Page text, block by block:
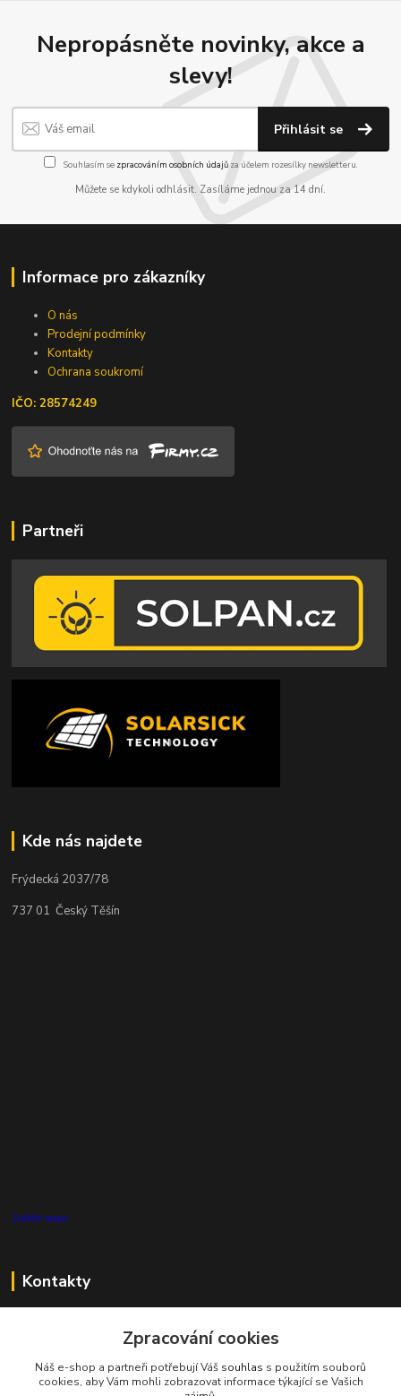
Nepropásněte novinky, akce a
slevy!
Přihlásit se
Souhlasím se zpracováním osobních údajůza účelem rozesílky newsletteru.
Můžete se kdykoli odhlásit. Zasíláme jednou za 14 dní.
Informace pro zákazníky
O nás
Prodejní podmínky
Kontakty
Ochrana soukromí
IČO: 28574249
Partneři
Kde nás najdete
Frýdecká 2037/78
737 01 Český Těšín
Zvětšit mapu
Kontakty
+420 727 808 115
info@proecosystem.cz
Zpracování cookies
Náš e-shop a partneři potřebují Váš souhlas s použitím souborů
cookies, aby Vám mohli zobrazovat informace týkající se Vašich